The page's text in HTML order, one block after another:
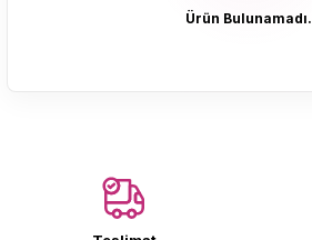
Ürün Bulunamadı.